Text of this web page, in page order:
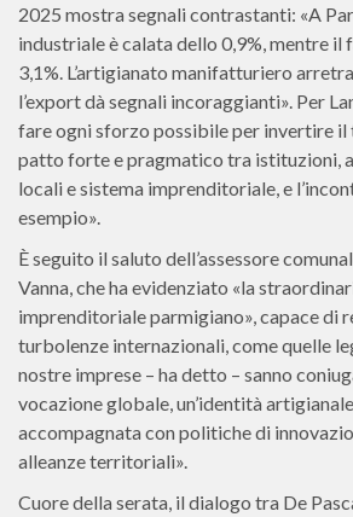
2025 mostra segnali contrastanti: «A
industriale è calata dello 0,9%, mentre
3,1%. L’artigianato manifatturiero arretra
l’export dà segnali incoraggianti». Per
fare ogni sforzo possibile per invertire il
patto forte e pragmatico tra istituzioni,
locali e sistema imprenditoriale, e
esempio».
È seguito il saluto dell’assessore
Vanna, che ha evidenziato «la
imprenditoriale parmigiano», capace di
turbolenze internazionali, come quelle
nostre imprese – ha detto – sanno
vocazione globale, un’identità
accompagnata con politiche di
alleanze territoriali».
Cuore della serata, il dialogo tra De